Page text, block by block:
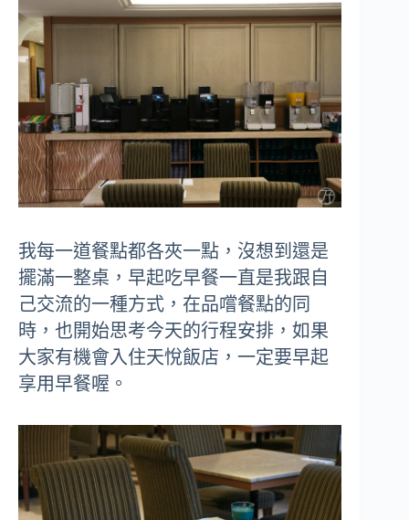
我每一道餐點都各夾一點，沒想到還是
擺滿一整桌，早起吃早餐一直是我跟自
己交流的一種方式，在品嚐餐點的同
時，也開始思考今天的行程安排，如果
大家有機會入住天悅飯店，一定要早起
享用早餐喔。